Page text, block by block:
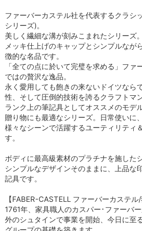
ファーバーカステル社を代表するクラシ
シリーズ)。
美しく繊細な溝が刻みこまれたシリーズ。
メッキ仕上げのキャップとシンプルなが
徴的な名品です。
「全ての点に於いて完璧を求める」ファ
ではの贅沢な逸品。
永く愛用しても飽きの来ないドイツなら
性、そして圧倒的技術を誇るクラフトマ
ランク上の筆記具としてオススメのモデル
贈り物にも最適なシリーズ。日常使いに
様々なシーンで活躍するユーティリティ
す。
ボディに最高級素材のプラチナを施した
シンプルなデザインそのままに、上品な
記具です。
【FABER-CASTELL ファーバーカステル/
1761年、家具職人のカスパー･ファーバ
外のシュタインで事業を開始、今日に至